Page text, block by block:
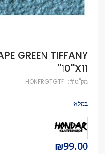
לדלג
להתחלה
של
תמונות
GREEN TIFFANY
10''X11''
מק''ט HONFRGTGTF
במלאי
₪99.00